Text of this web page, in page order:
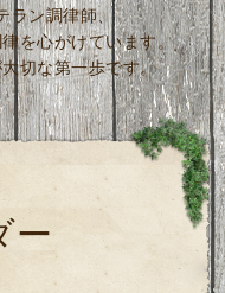
ラン調律師、
を心がけています。
切な第一歩です。